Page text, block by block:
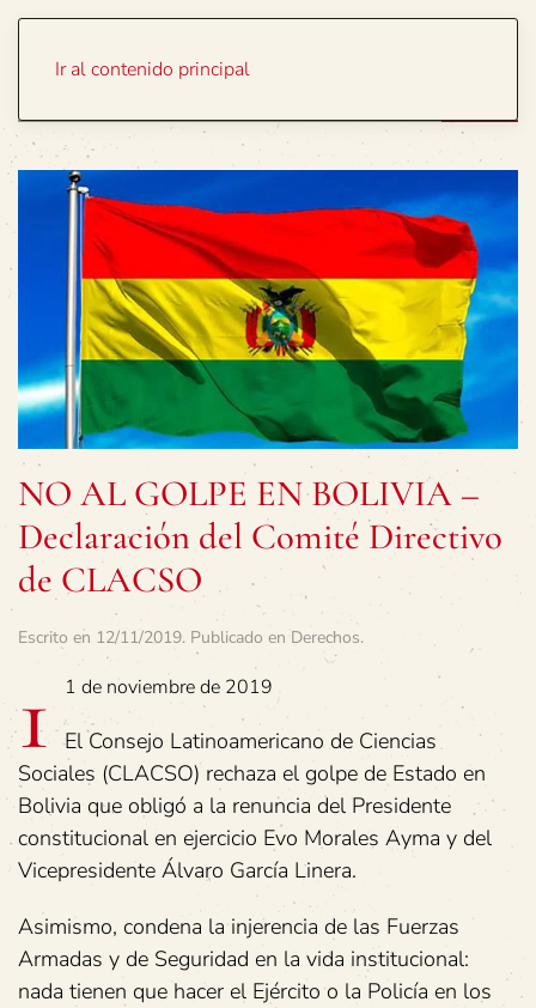
Ir al contenido principal
NO AL GOLPE EN BOLIVIA –
Declaración del Comité Directivo
de CLACSO
Escrito en 12/11/2019. Publicado en Derechos.
1 1 de noviembre de 2019
El Consejo Latinoamericano de Ciencias
Sociales (CLACSO) rechaza el golpe de Estado en
Bolivia que obligó a la renuncia del Presidente
constitucional en ejercicio Evo Morales Ayma y del
Vicepresidente Álvaro García Linera.
Asimismo, condena la injerencia de las Fuerzas
Armadas y de Seguridad en la vida institucional:
nada tienen que hacer el Ejército o la Policía en los